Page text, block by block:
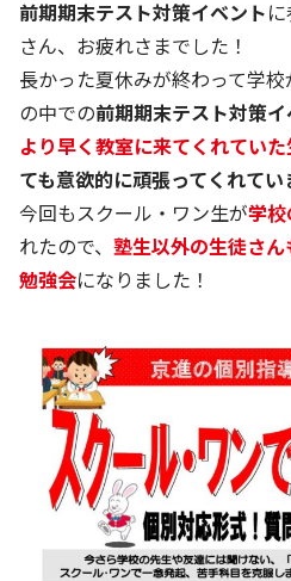
前期期末テスト対策イベント
さん、お疲れさまでした！
長かった夏休みが終わって学
の中での前期期末テスト対策イ
より早く教室に来てくれてい
ても意欲的に頑張ってくれてい
今回もスクール・ワン生が学
れたので、 塾生以外の生徒さ
勉強会になりました！